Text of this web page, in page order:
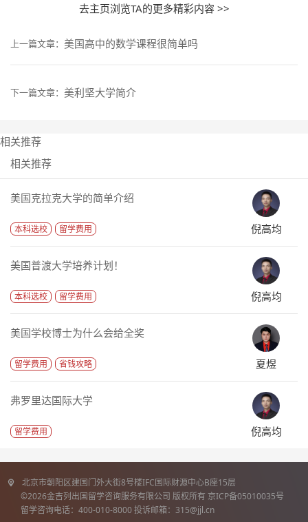
去主页浏览TA的更多精彩内容 >>
上一篇文章： 美国高中的数学课程很简单吗
下一篇文章： 美利坚大学简介
相关推荐
相关推荐
美国克拉克大学的简单介绍
本科选校 留学费用 倪高均
美国普渡大学培养计划！
本科选校 留学费用 倪高均
美国学校博士为什么会给全奖
留学费用 省钱攻略 夏煜
弗罗里达国际大学
留学费用 倪高均
北京市朝阳区建国门外大街8号楼IFC国际财源中心B座15层
©2026金吉列出国留学咨询服务有限公司 版权所有 京ICP备05010035号
留学咨询电话：400-010-8000 投诉邮箱：315@jjl.cn